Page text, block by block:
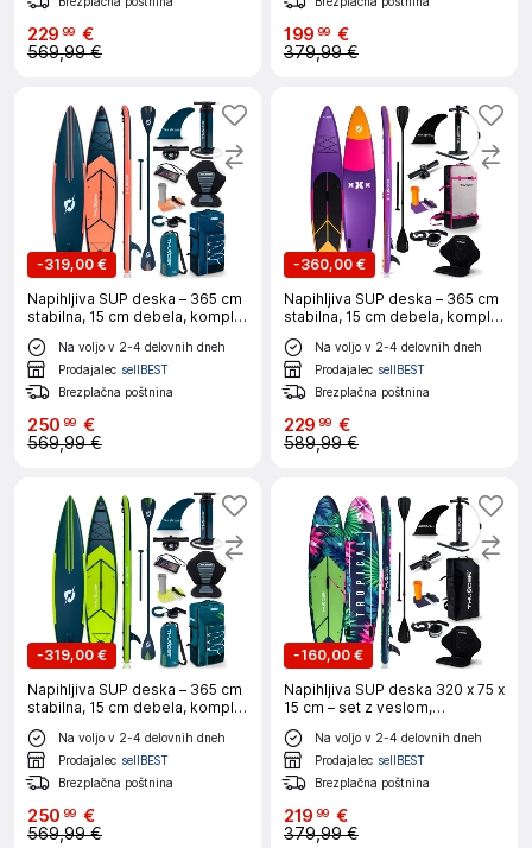
229 99 €
569,99 €
199 99 €
379,99 €
-319,00 €
Napihljiva SUP deska – 365 cm
stabilna, 15 cm debela, komplet
z veslom in sedežem
(nosilnost 150 kg) THUNDER®
MISTY
Na voljo v 2-4 delovnih dneh
Prodajalec sellBEST
Brezplačna poštnina
250 99 €
569,99 €
-360,00 €
Napihljiva SUP deska – 365 cm
stabilna, 15 cm debela, komplet
z veslom in sedežem
(nosilnost 150 kg) THUNDER®
SHARPE
Na voljo v 2-4 delovnih dneh
Prodajalec sellBEST
Brezplačna poštnina
229 99 €
589,99 €
-319,00 €
Napihljiva SUP deska – 365 cm
stabilna, 15 cm debela, komplet
z veslom in sedežem
(nosilnost 150 kg) THUNDER®
VISO
Na voljo v 2-4 delovnih dneh
Prodajalec sellBEST
Brezplačna poštnina
250 99 €
569,99 €
-160,00 €
Napihljiva SUP deska 320 x 75 x
15 cm – set z veslom,
sedežem, torbo in pumpko
THUNDER® TROPI
Na voljo v 2-4 delovnih dneh
Prodajalec sellBEST
Brezplačna poštnina
219 99 €
379,99 €